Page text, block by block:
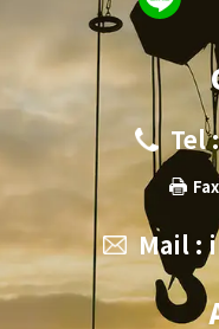
Tel
Mail :